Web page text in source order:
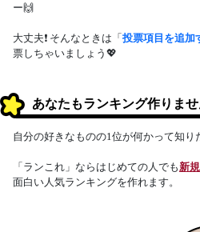
ー🙌
大丈夫❗ そんなときは「投票項目を追加
票しちゃいましょう💖
あなたもランキング作りま
自分の好きなものの1位が何かって知り
「ランこれ」ならはじめての人でも新
面白い人気ランキングを作れます。